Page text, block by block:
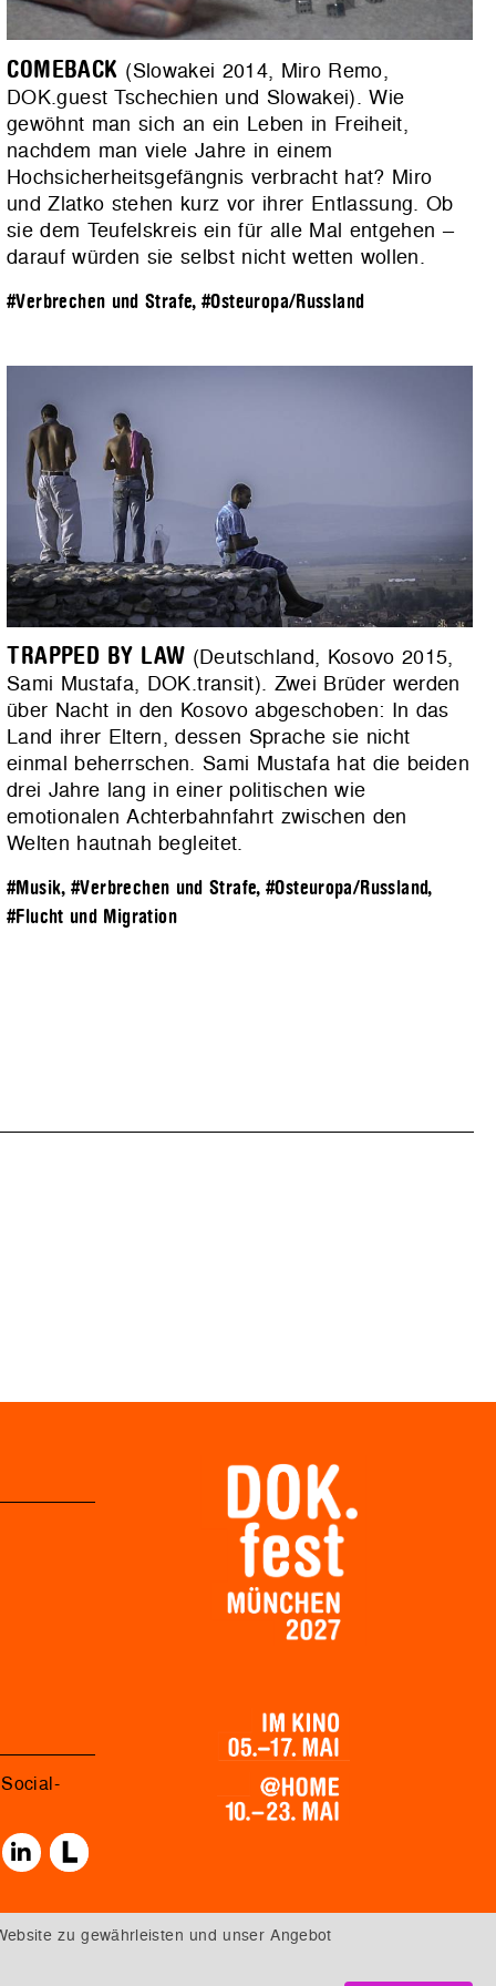
COMEBACK (Slowakei 2014, Miro Remo,
DOK.guest Tschechien und Slowakei). Wie
gewöhnt man sich an ein Leben in Freiheit,
nachdem man viele Jahre in einem
Hochsicherheitsgefängnis verbracht hat? Miro
und Zlatko stehen kurz vor ihrer Entlassung. Ob
sie dem Teufelskreis ein für alle Mal entgehen –
darauf würden sie selbst nicht wetten wollen.
#Verbrechen und Strafe,#Osteuropa/Russland
TRAPPED BY LAW (Deutschland, Kosovo 2015,
Sami Mustafa, DOK.transit). Zwei Brüder werden
über Nacht in den Kosovo abgeschoben: In das
Land ihrer Eltern, dessen Sprache sie nicht
einmal beherrschen. Sami Mustafa hat die beiden
drei Jahre lang in einer politischen wie
emotionalen Achterbahnfahrt zwischen den
Welten hautnah begleitet.
#Musik,#Verbrechen und Strafe, #Osteuropa/Russland,
#Flucht und Migration
zu gewährleisten und unser Angebot